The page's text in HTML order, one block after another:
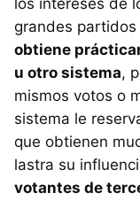
los intereses de
grandes
obtiene
u otro sistema,
mismos votos o
sistema le
que obtienen
lastra su
votantes de